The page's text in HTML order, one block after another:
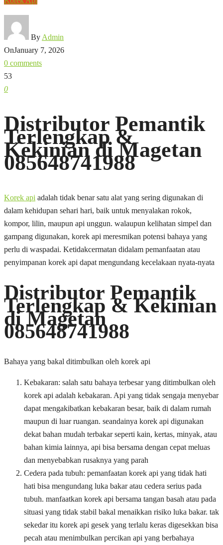
By Admin
OnJanuary 7, 2026
0 comments
53
0
Distributor Pemantik
Terlengkap &
Kekinian di Magetan
085648741988
Korek api adalah tidak benar satu alat yang sering digunakan di
dalam kehidupan sehari hari, baik untuk menyalakan rokok,
kompor, lilin, maupun api unggun. walaupun kelihatan simpel dan
gampang digunakan, korek api meresmikan potensi bahaya yang
perlu di waspadai. Ketidakcermatan didalam pemanfaatan atau
penyimpanan korek api dapat mengundang kecelakaan nyata-nyata
Distributor Pemantik
Terlengkap & Kekinian
di Magetan
085648741988
Bahaya yang bakal ditimbulkan oleh korek api
Kebakaran: salah satu bahaya terbesar yang ditimbulkan oleh
korek api adalah kebakaran. Api yang tidak sengaja menyebar
dapat mengakibatkan kebakaran besar, baik di dalam rumah
maupun di luar ruangan. seandainya korek api digunakan
dekat bahan mudah terbakar seperti kain, kertas, minyak, atau
bahan kimia lainnya, api bisa bersama dengan cepat meluas
dan menyebabkan rusaknya yang parah
Cedera pada tubuh: pemanfaatan korek api yang tidak hati
hati bisa mengundang luka bakar atau cedera serius pada
tubuh. manfaatkan korek api bersama tangan basah atau pada
situasi yang tidak stabil bakal menaikkan risiko luka bakar. tak
sekedar itu korek api gesek yang terlalu keras digesekkan bisa
pecah atau menimbulkan percikan api yang berbahaya